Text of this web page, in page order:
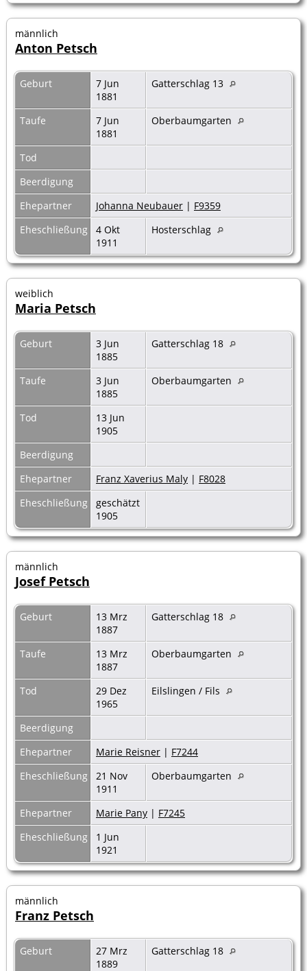
männlich
Anton Petsch
Geburt
7 Jun
1881
Gatterschlag 13
Taufe
7 Jun
1881
Oberbaumgarten
Tod
Beerdigung
Ehepartner
Johanna Neubauer | F9359
Eheschließung
4 Okt
1911
Hosterschlag
weiblich
Maria Petsch
Geburt
3 Jun
1885
Gatterschlag 18
Taufe
3 Jun
1885
Oberbaumgarten
Tod
13 Jun
1905
Beerdigung
Ehepartner
Franz Xaverius Maly | F8028
Eheschließung
geschätzt
1905
männlich
Josef Petsch
Geburt
13 Mrz
1887
Gatterschlag 18
Taufe
13 Mrz
1887
Oberbaumgarten
Tod
29 Dez
1965
Eilslingen / Fils
Beerdigung
Ehepartner
Marie Reisner | F7244
Eheschließung
21 Nov
1911
Oberbaumgarten
Ehepartner Marie Pany | F7245
Eheschließung
1 Jun
1921
männlich
Franz Petsch
Geburt
27 Mrz
1889
Gatterschlag 18